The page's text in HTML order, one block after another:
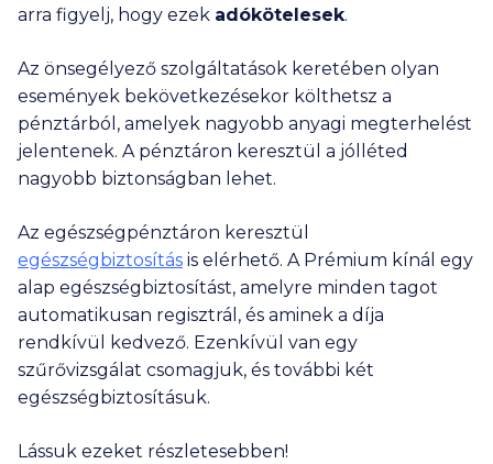
arra figyelj, hogy ezek adókötelesek.
Az önsegélyező szolgáltatások keretében olyan
események bekövetkezésekor költhetsz a
pénztárból, amelyek nagyobb anyagi megterhelést
jelentenek. A pénztáron keresztül a jólléted
nagyobb biztonságban lehet.
Az egészségpénztáron keresztül
egészségbiztosítás is elérhető. A Prémium kínál egy
alap egészségbiztosítást, amelyre minden tagot
automatikusan regisztrál, és aminek a díja
rendkívül kedvező. Ezenkívül van egy
szűrővizsgálat csomagjuk, és további két
egészségbiztosításuk.
Lássuk ezeket részletesebben!